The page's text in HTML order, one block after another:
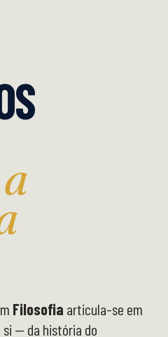
Filosofia articula-se em
si — da história do